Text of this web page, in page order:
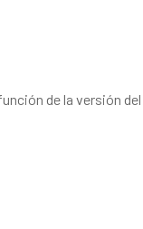
de la versión